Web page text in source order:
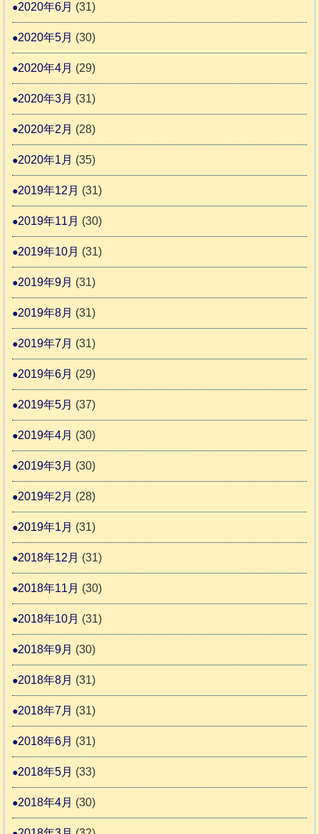
2020年6月 (31)
2020年5月 (30)
2020年4月 (29)
2020年3月 (31)
2020年2月 (28)
2020年1月 (35)
2019年12月 (31)
2019年11月 (30)
2019年10月 (31)
2019年9月 (31)
2019年8月 (31)
2019年7月 (31)
2019年6月 (29)
2019年5月 (37)
2019年4月 (30)
2019年3月 (30)
2019年2月 (28)
2019年1月 (31)
2018年12月 (31)
2018年11月 (30)
2018年10月 (31)
2018年9月 (30)
2018年8月 (31)
2018年7月 (31)
2018年6月 (31)
2018年5月 (33)
2018年4月 (30)